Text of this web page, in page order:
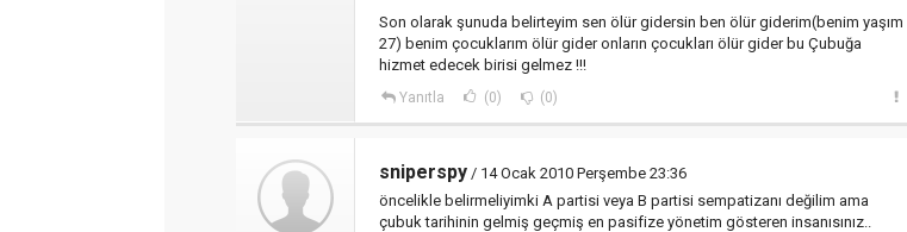
Son olarak şunuda belirteyim sen ölür gidersin ben ölür giderim(benim yaşım
27) benim çocuklarım ölür gider onların çocukları ölür gider bu Çubuğa
hizmet edecek birisi gelmez !!!
Yanıtla (0) (0)
sniperspy / 14 Ocak 2010 Perşembe 23:36
öncelikle belirmeliyimki A partisi veya B partisi sempatizanı değilim ama
çubuk tarihinin gelmiş geçmiş en pasifize yönetim gösteren insanısınız..